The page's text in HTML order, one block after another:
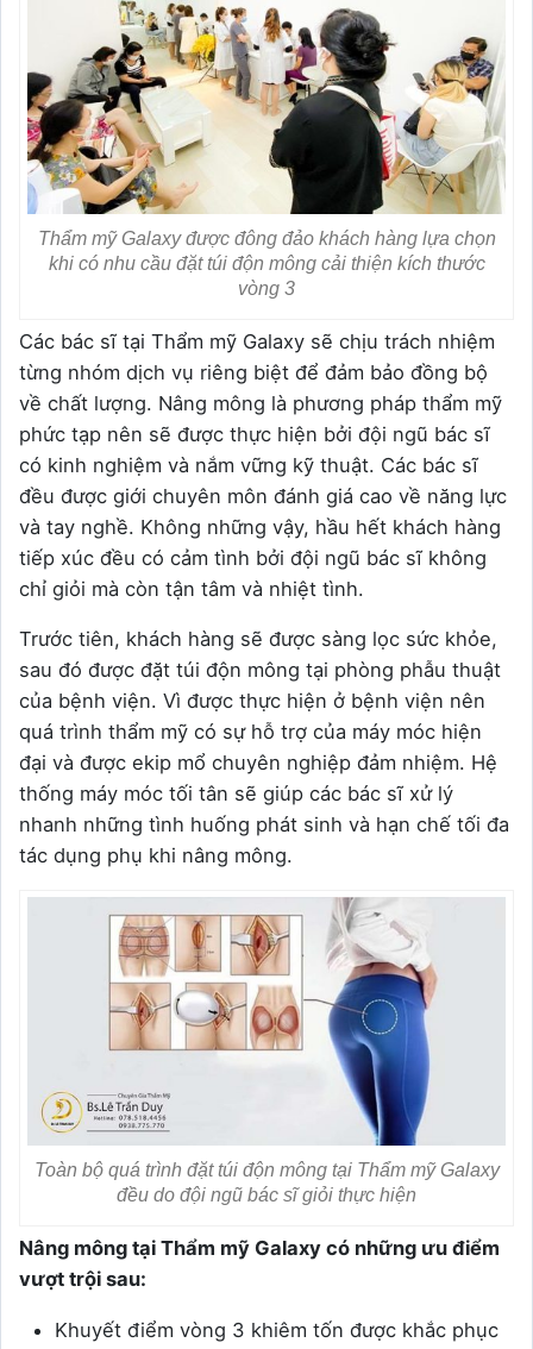
Thẩm mỹ Galaxy được đông đảo khách hàng lựa chọn
khi có nhu cầu đặt túi độn mông cải thiện kích thước
vòng 3
Các bác sĩ tại Thẩm mỹ Galaxy sẽ chịu trách nhiệm
từng nhóm dịch vụ riêng biệt để đảm bảo đồng bộ
về chất lượng. Nâng mông là phương pháp thẩm mỹ
phức tạp nên sẽ được thực hiện bởi đội ngũ bác sĩ
có kinh nghiệm và nắm vững kỹ thuật. Các bác sĩ
đều được giới chuyên môn đánh giá cao về năng lực
và tay nghề. Không những vậy, hầu hết khách hàng
tiếp xúc đều có cảm tình bởi đội ngũ bác sĩ không
chỉ giỏi mà còn tận tâm và nhiệt tình.
Trước tiên, khách hàng sẽ được sàng lọc sức khỏe,
sau đó được đặt túi độn mông tại phòng phẫu thuật
của bệnh viện. Vì được thực hiện ở bệnh viện nên
quá trình thẩm mỹ có sự hỗ trợ của máy móc hiện
đại và được ekip mổ chuyên nghiệp đảm nhiệm. Hệ
thống máy móc tối tân sẽ giúp các bác sĩ xử lý
nhanh những tình huống phát sinh và hạn chế tối đa
tác dụng phụ khi nâng mông.
Toàn bộ quá trình đặt túi độn mông tại Thẩm mỹ Galaxy
đều do đội ngũ bác sĩ giỏi thực hiện
Nâng mông tại Thẩm mỹ Galaxy có những ưu điểm
vượt trội sau:
Khuyết điểm vòng 3 khiêm tốn được khắc phục